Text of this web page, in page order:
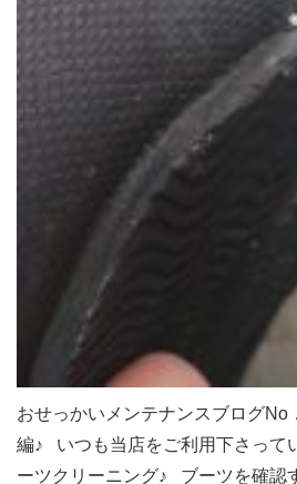
おせっかいメンテナンスブログNo
編♪ いつも当店をご利用下さって
ーツクリーニング♪ ブーツを確認